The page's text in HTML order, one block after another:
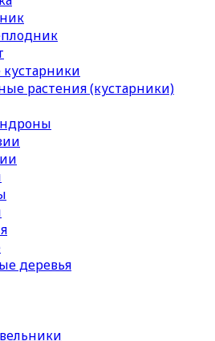
растения (кустарники)
деревья